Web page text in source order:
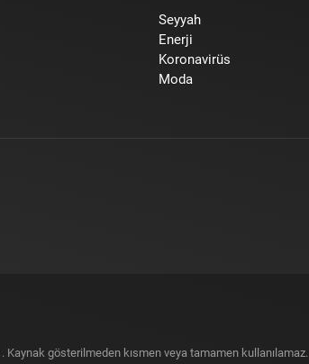
Seyyah
Enerji
Koronavirüs
Moda
. Kaynak gösterilmeden kısmen veya tamamen kullanılamaz.